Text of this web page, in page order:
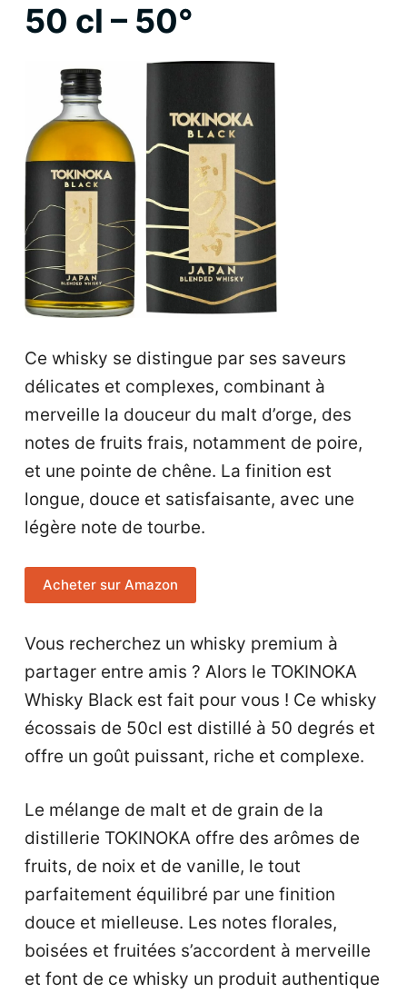
50 cl – 50°
Ce whisky se distingue par ses saveurs
délicates et complexes, combinant à
merveille la douceur du malt d’orge, des
notes de fruits frais, notamment de poire,
et une pointe de chêne. La finition est
longue, douce et satisfaisante, avec une
légère note de tourbe.
Acheter sur Amazon
Vous recherchez un whisky premium à
partager entre amis ? Alors le TOKINOKA
Whisky Black est fait pour vous ! Ce whisky
écossais de 50cl est distillé à 50 degrés et
offre un goût puissant, riche et complexe.
Le mélange de malt et de grain de la
distillerie TOKINOKA offre des arômes de
fruits, de noix et de vanille, le tout
parfaitement équilibré par une finition
douce et mielleuse. Les notes florales,
boisées et fruitées s’accordent à merveille
et font de ce whisky un produit authentique